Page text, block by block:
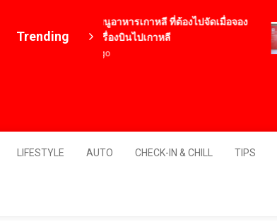
Trending
12 เมนูอาหารเกาหลี ที่ต้องไปจัดเมื่อจอง
ตั๋วเครื่องบินไปเกาหลี
LIFESTYLE AUTO CHECK-IN & CHILL TIPS